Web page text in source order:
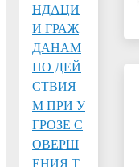
НДАЦИ
И ГРАЖ
ДАНАМ
ПО ДЕЙ
СТВИЯ
М ПРИ У
ГРОЗЕ С
ОВЕРШ
ЕНИЯ Т